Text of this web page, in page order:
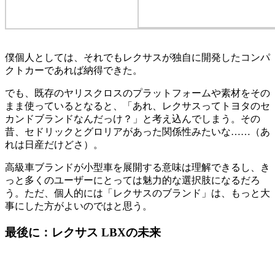
僕個人としては、それでもレクサスが独自に開発したコンパ
クトカーであれば納得できた。
でも、既存のヤリスクロスのプラットフォームや素材をその
まま使っているとなると、「あれ、レクサスってトヨタのセ
カンドブランドなんだっけ？」と考え込んでしまう。その
昔、セドリックとグロリアがあった関係性みたいな……（あ
れは日産だけどさ）。
高級車ブランドが小型車を展開する意味は理解できるし、き
っと多くのユーザーにとっては魅力的な選択肢になるだろ
う。ただ、個人的には「レクサスのブランド」は、もっと大
事にした方がよいのではと思う。
最後に：レクサス LBXの未来